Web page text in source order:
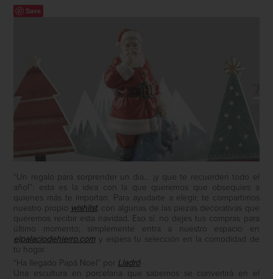
Save
“Un regalo para sorprender un día… ¡y que te recuerden todo el
año!”: esta es la idea con la que queremos que obsequies a
quienes más te importan. Para ayudarte a elegir, te compartimos
nuestro propio wishlist, con algunas de las piezas decorativas que
queremos recibir esta navidad. Eso sí: no dejes tus compras para
último momento; simplemente entra a nuestro espacio en
elpalaciodehierro.comy espera tu selección en la comodidad de
tu hogar.
“Ha llegado Papá Noel” por Lladró
Una escultura en porcelana que sabemos se convertirá en el